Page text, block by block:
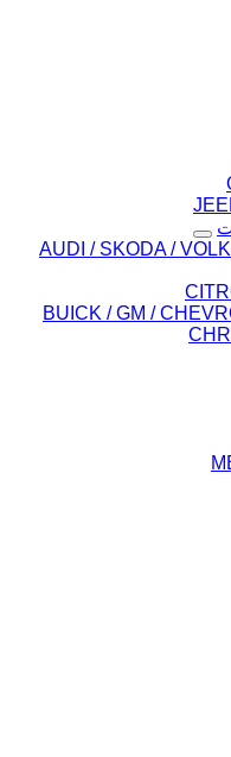
AUDI / SKODA /
BUICK / GM /